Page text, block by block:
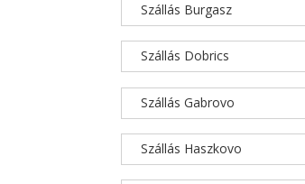
Szállás Burgasz
Szállás Dobrics
Szállás Gabrovo
Szállás Haszkovo